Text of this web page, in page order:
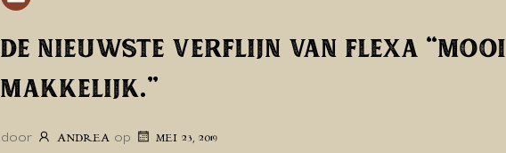
DE NIEUWSTE VERFLIJN VAN FLEXA “MOOI
MAKKELIJK.”
door ANDREA op MEI 23, 2019